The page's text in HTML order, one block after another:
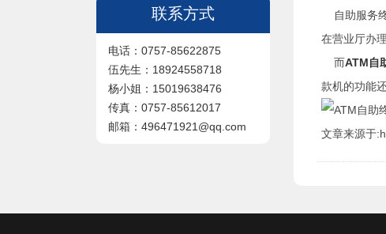
联系方式
电话：0757-85622875
伍先生：18924558718
杨小姐：15019638476
传真：0757-85612017
邮箱：496471921@qq.com
自助服务
在营业厅办
而ATM自
款机的功能
文章来源于